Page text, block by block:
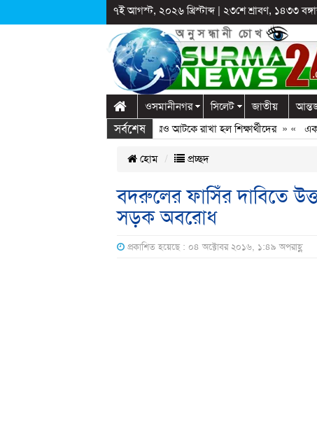
৭ই আগস্ট, ২০২৬ খ্রিস্টাব্দ| ২৩শে শ্রাবণ, ১৪৩৩
ওসমানীনগর সিলেট জাতীয়
সর্বশেষ
স্কুলে দুপ্রক’র অনুষ্ঠান: ছুটির পরও আটকে রাখা হল শিক্ষার্থীদের» « এক
হোম প্রচ্ছদ
বদরুলের ফাসিঁর দাবিতে
সড়ক অবরোধ
প্রকাশিত হয়েছে : ০৪ অক্টোবর ২০১৬, ১:৪৯ অপরাহ্ণ